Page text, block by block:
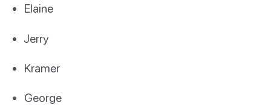
Elaine
Jerry
Kramer
George